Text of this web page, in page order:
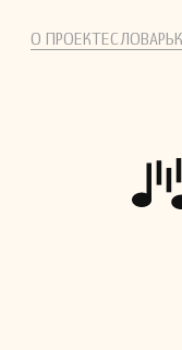
О ПРОЕКТЕСЛОВАРЬ